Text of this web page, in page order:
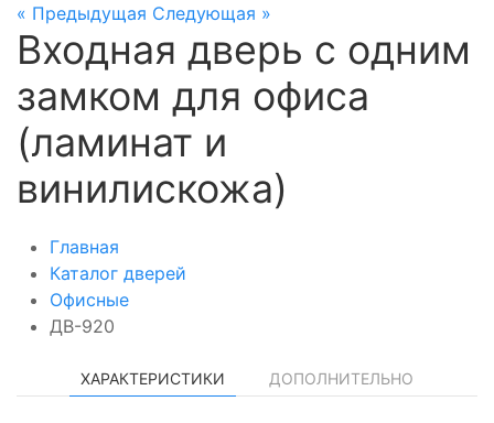
« Предыдущая Следующая »
Входная дверь с одним
замком для офиса
(ламинат и
винилискожа)
Главная
Каталог дверей
Офисные
ДВ-920
ХАРАКТЕРИСТИКИ ДОПОЛНИТЕЛЬНО